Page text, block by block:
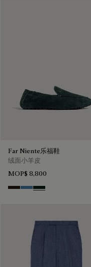
Far Niente乐福鞋
绒面小羊皮
MOP$ 8,800
BrownAveiroOpuntia